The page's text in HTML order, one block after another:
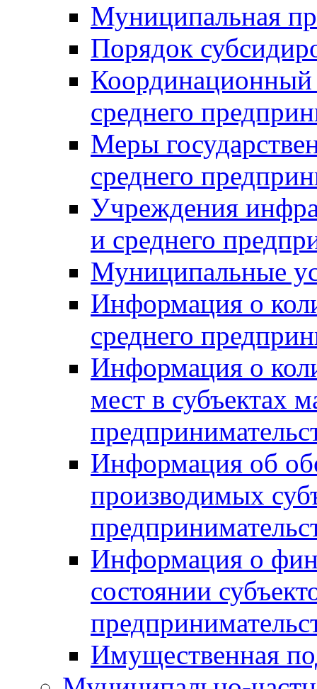
Муниципальная
Порядок
Координационный
среднего
Меры
среднего
Учреждения
и среднего
Муниципальные
Информация о
среднего
Информация о
мест в субъектах
Информация об
производимых
Информация о
состоянии
Имущественная